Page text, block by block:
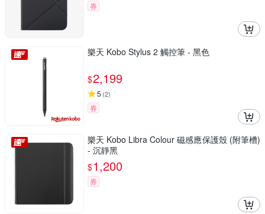
券
樂天 Kobo Stylus 2 觸控筆 - 黑色
$2,199
5 (2)
券
樂天 Kobo Libra Colour 磁感應保護殼 (附筆槽)
- 沉靜黑
$1,200
券